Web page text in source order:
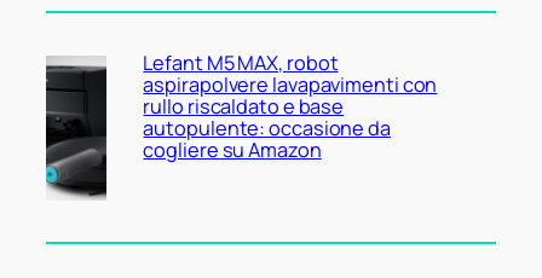
Lefant M5 MAX, robot
aspirapolvere lavapavimenti con
rullo riscaldato e base
autopulente: occasione da
cogliere su Amazon